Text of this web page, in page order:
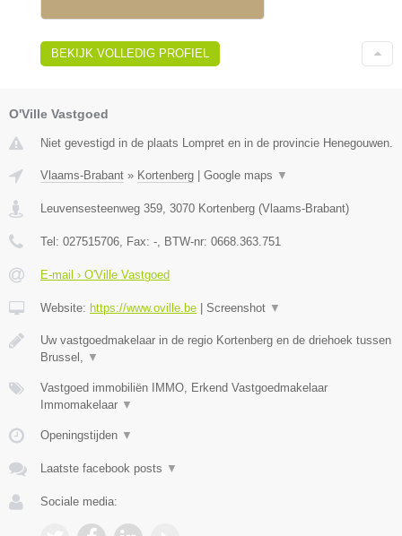
BEKIJK VOLLEDIG PROFIEL
O'Ville Vastgoed
Niet gevestigd in de plaats Lompret en in de provincie Henegouwen.
Vlaams-Brabant » Kortenberg Google maps ▼
Leuvensesteenweg 359, 3070 Kortenberg (Vlaams-Brabant)
Tel: 027515706, Fax: -, BTW-nr: 0668.363.751
E-mail › O'Ville Vastgoed
Website: https://www.oville.be Screenshot ▼
Uw vastgoedmakelaar in de regio Kortenberg en de driehoek tussen
Brussel, ▼
Vastgoed immobiliën IMMO, Erkend Vastgoedmakelaar
Immomakelaar ▼
Openingstijden ▼
Laatste facebook posts ▼
Sociale media: